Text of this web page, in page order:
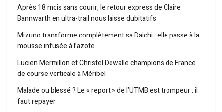
Après 18 mois sans courir, le retour express de Claire
Bannwarth en ultra-trail nous laisse dubitatifs
Mizuno transforme complètement sa Daichi : elle passe à la
mousse infusée à l’azote
Lucien Mermillon et Christel Dewalle champions de France
de course verticale à Méribel
Malade ou blessé ? Le « report » de l’UTMB est trompeur : il
faut repayer